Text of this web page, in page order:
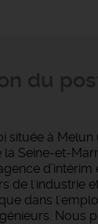
située à Melun
Seine-et-
d’intérim
de l'industrie
dans
Nous